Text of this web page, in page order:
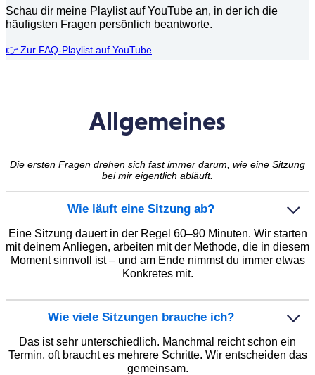
Schau dir meine Playlist auf YouTube an, in der ich die
häufigsten Fragen persönlich beantworte.
👉 Zur FAQ-Playlist auf YouTube
Allgemeines
Die ersten Fragen drehen sich fast immer darum, wie eine Sitzung
bei mir eigentlich abläuft.
Wie läuft eine Sitzung ab?
Eine Sitzung dauert in der Regel 60–90 Minuten. Wir starten
mit deinem Anliegen, arbeiten mit der Methode, die in diesem
Moment sinnvoll ist – und am Ende nimmst du immer etwas
Konkretes mit.
Wie viele Sitzungen brauche ich?
Das ist sehr unterschiedlich. Manchmal reicht schon ein
Termin, oft braucht es mehrere Schritte. Wir entscheiden das
gemeinsam.